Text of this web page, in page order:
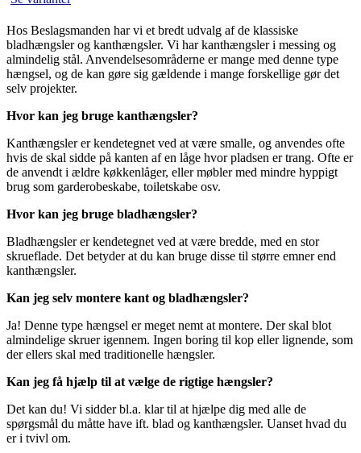
Hos Beslagsmanden har vi et bredt udvalg af de klassiske
bladhængsler og kanthængsler. Vi har kanthængsler i messing og
almindelig stål. Anvendelsesområderne er mange med denne type
hængsel, og de kan gøre sig gældende i mange forskellige gør det
selv projekter.
Hvor kan jeg bruge kanthængsler?
Kanthængsler er kendetegnet ved at være smalle, og anvendes ofte
hvis de skal sidde på kanten af en låge hvor pladsen er trang. Ofte er
de anvendt i ældre køkkenlåger, eller møbler med mindre hyppigt
brug som garderobeskabe, toiletskabe osv.
Hvor kan jeg bruge bladhængsler?
Bladhængsler er kendetegnet ved at være bredde, med en stor
skrueflade. Det betyder at du kan bruge disse til større emner end
kanthængsler.
Kan jeg selv montere kant og bladhængsler?
Ja! Denne type hængsel er meget nemt at montere. Der skal blot
almindelige skruer igennem. Ingen boring til kop eller lignende, som
der ellers skal med traditionelle hængsler.
Kan jeg få hjælp til at vælge de rigtige hængsler?
Det kan du! Vi sidder bl.a. klar til at hjælpe dig med alle de
spørgsmål du måtte have ift. blad og kanthængsler. Uanset hvad du
er i tvivl om.